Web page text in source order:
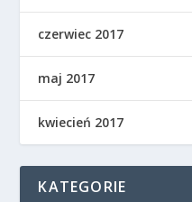
czerwiec 2017
maj 2017
kwiecień 2017
KATEGORIE